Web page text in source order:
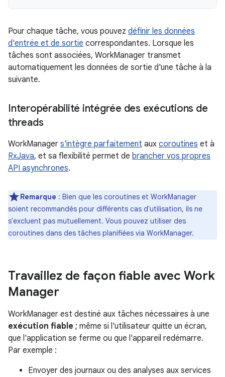
Pour chaque tâche, vous pouvez définir les données
d'entrée et de sortie correspondantes. Lorsque les
tâches sont associées, WorkManager transmet
automatiquement les données de sortie d'une tâche à la
suivante.
Interopérabilité intégrée des exécutions de
threads
WorkManager s'intègre parfaitement aux coroutines et à
RxJava, et sa flexibilité permet de brancher vos propres
API asynchrones.
Remarque : Bien que les coroutines et WorkManager
soient recommandés pour différents cas d'utilisation, ils ne
s'excluent pas mutuellement. Vous pouvez utiliser des
coroutines dans des tâches planifiées via WorkManager.
Travaillez de façon fiable avec Work
Manager
WorkManager est destiné aux tâches nécessaires à une
exécution fiable ; même si l'utilisateur quitte un écran,
que l'application se ferme ou que l'appareil redémarre.
Par exemple :
Envoyer des journaux ou des analyses aux services